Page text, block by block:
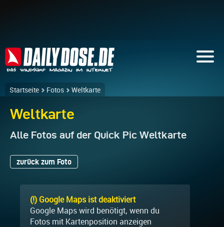
Startseite Fotos Weltkarte
Weltkarte
Alle Fotos auf der Quick Pic Weltkarte
zurück zum Foto
(!) Google Maps ist deaktiviert
Google Maps wird benötigt, wenn du
Fotos mit Kartenposition anzeigen